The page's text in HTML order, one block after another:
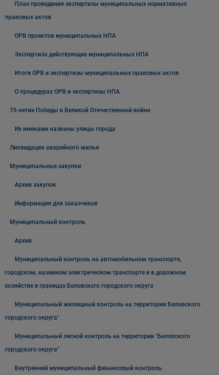
План проведения экспертизы муниципальных нормативных
правовых актов
ОРВ проектов муниципальных НПА
Экспертиза действующих муниципальных НПА
Итоги ОРВ и экспертизы муниципальных правовых актов
О процедурах ОРВ и экспертизы НПА
75-летие Победы в Великой Отечественной войне
Их именами названы улицы города
Ликвидация аварийного жилья
Муниципальные закупки
Архив закупок
Информация для заказчиков
Муниципальный контроль
Архив
Муниципальный контроль на автомобильном транспорте,
городском, наземном электрическом транспорте и в дорожном
хозяйстве в границах Беловского городского округа
Муниципальный жилищный контроль на территории Беловского
городского округа"
Муниципальный лесной контроль на территории "Беловского
городского округа"
Внутренний муниципальный финансовый контроль